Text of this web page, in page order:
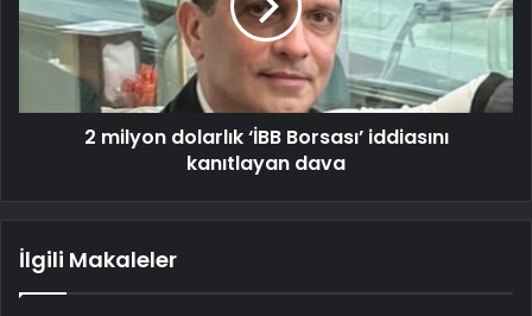
2 milyon dolarlık ‘İBB Borsası’ iddiasını
kanıtlayan dava
İlgili Makaleler